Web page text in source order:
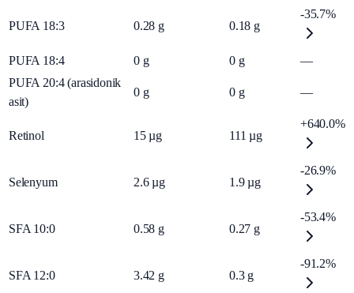
PUFA 18:3 0.28 g 0.18 g
-35.7%
PUFA 18:4 0 g 0 g
—
PUFA 20:4 (arasidonik
asit)
0 g 0 g —
Retinol 15 µg 111 µg
+640.0%
Selenyum 2.6 µg 1.9 µg
-26.9%
SFA 10:0 0.58 g 0.27 g
-53.4%
SFA 12:0 3.42 g 0.3 g
-91.2%